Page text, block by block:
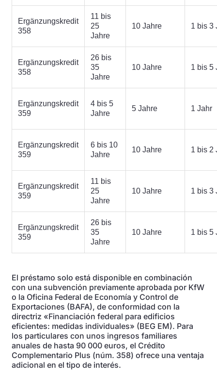
Ergänzungskredit
358
11 bis
25
Jahre
10 Jahre 1 bis 3
Ergänzungskredit
358
26 bis
35
Jahre
10 Jahre 1 bis 5
Ergänzungskredit
359
4 bis 5
Jahre
5 Jahre 1 Jahr
Ergänzungskredit
359
6 bis 10
Jahre
10 Jahre 1 bis 2
Ergänzungskredit
359
11 bis
25
Jahre
10 Jahre 1 bis 3
Ergänzungskredit
359
26 bis
35
Jahre
10 Jahre 1 bis 5
El préstamo solo está disponible en combinación
con una subvención previamente aprobada por KfW
o la Oficina Federal de Economía y Control de
Exportaciones (BAFA), de conformidad con la
directriz «Financiación federal para edificios
eficientes: medidas individuales» (BEG EM). Para
los particulares con unos ingresos familiares
anuales de hasta 90 000 euros, el Crédito
Complementario Plus (núm. 358) ofrece una ventaja
adicional en el tipo de interés.